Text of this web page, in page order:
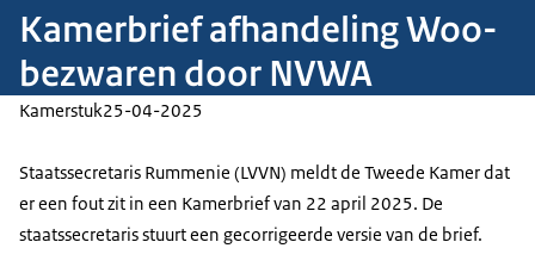
Kamerbrief afhandeling Woo-
bezwaren door NVWA
Kamerstuk25-04-2025
Staatssecretaris Rummenie (LVVN) meldt de Tweede Kamer dat
er een fout zit in een Kamerbrief van 22 april 2025. De
staatssecretaris stuurt een gecorrigeerde versie van de brief.